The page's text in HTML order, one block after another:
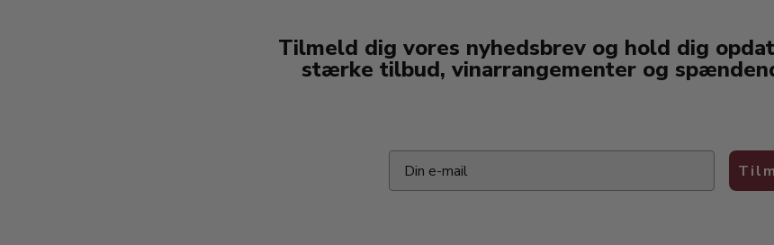
Tilmeld dig vores nyhedsbrev og hold dig
stærke tilbud, vinarrangementer og